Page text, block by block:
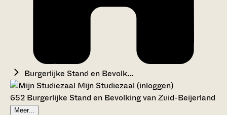
Burgerlijke Stand en Bevolk...
Mijn Studiezaal (inloggen)
652 Burgerlijke Stand en Bevolking van Zuid-Beijerland
Meer...